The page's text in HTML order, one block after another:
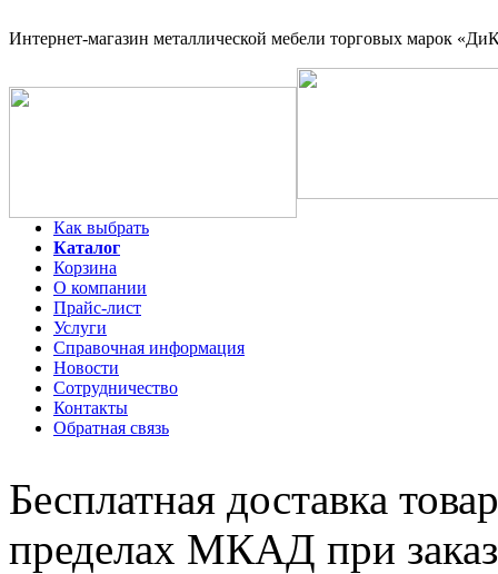
Интернет-магазин металлической мебели торговых марок
Как выбрать
Каталог
Корзина
О компании
Прайс-лист
Услуги
Справочная информация
Новости
Сотрудничество
Контакты
Обратная связь
Бесплатная доставка
пределах МКАД при